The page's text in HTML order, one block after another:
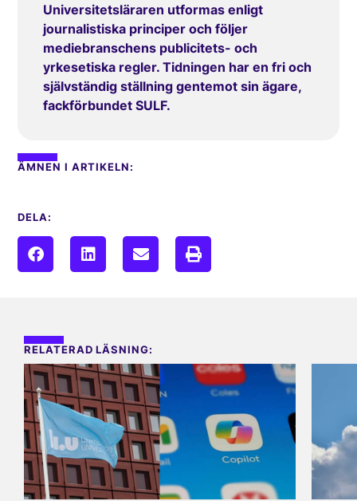
Universitetsläraren utformas enligt
journalistiska principer och följer
mediebranschens publicitets- och
yrkesetiska regler. Tidningen har en fri och
självständig ställning gentemot sin ägare,
fackförbundet SULF.
ÄMNEN I ARTIKELN:
DELA:
RELATERAD LÄSNING: